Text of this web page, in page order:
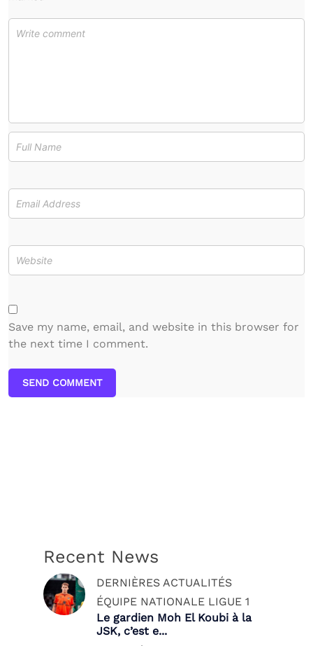
Save my name, email, and website in this browser for
the next time I comment.
SEND COMMENT
Recent News
DERNIÈRES ACTUALITÉS
ÉQUIPE NATIONALE LIGUE 1
Le gardien Moh El Koubi à la
JSK, c’est e...